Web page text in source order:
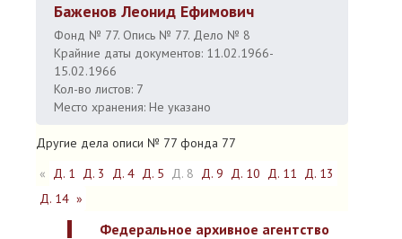
Баженов Леонид Ефимович
Фонд № 77. Опись № 77. Дело № 8
Крайние даты документов: 11.02.1966-
15.02.1966
Кол-во листов: 7
Место хранения: Не указано
Другие дела описи № 77 фонда 77
« Д. 1 Д. 3 Д. 4 Д. 5 Д. 8 Д. 9 Д. 10 Д. 11 Д. 13
Д. 14 »
Федеральное архивное агентство